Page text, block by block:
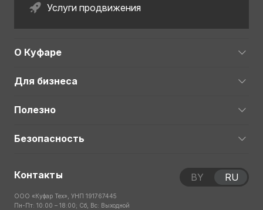
Услуги продвижения
О Куфаре
Для бизнеса
Полезно
Безопасность
Контакты
ООО «Куфар Тех», УНП 191767445
Пн-Пт: 10:00 – 18:00; Сб, Вс: Выходной
BY RU